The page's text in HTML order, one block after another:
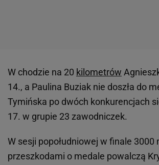
W chodzie na 20 kilometrów
14., a Paulina Buziak nie doszła do
Tymińska po dwóch konkurencjach
17. w grupie 23 zawodniczek.
W sesji popołudniowej w finale 3000
przeszkodami o medale powalczą